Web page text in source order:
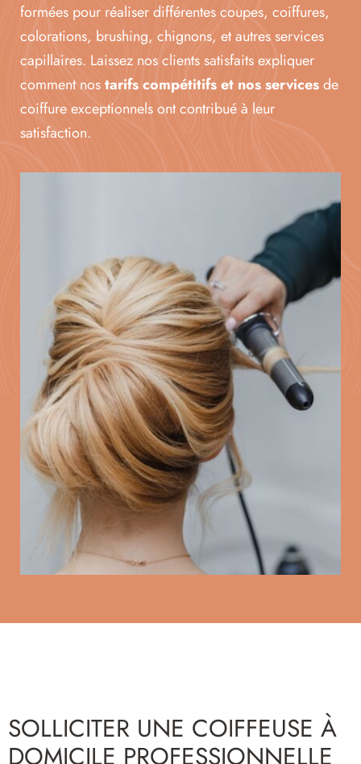
formées pour réaliser différentes coupes, coiffures,
colorations, brushing, chignons, et autres services
capillaires. Laissez nos clients satisfaits expliquer
comment nostarifs compétitifs et nos servicesde
coiffure exceptionnels ont contribué à leur
satisfaction.
SOLLICITER UNE COIFFEUSE À
DOMICILE PROFESSIONNELLE